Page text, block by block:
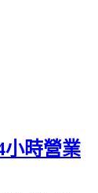
小時營業